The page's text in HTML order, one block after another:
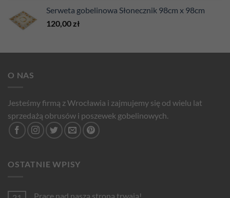
Serweta gobelinowa Słonecznik 98cm x 98cm
120,00 zł
O NAS
Jesteśmy firmą z Wrocławia i zajmujemy się od wielu lat
sprzedażą obrusów i poszewek gobelinowych.
OSTATNIE WPISY
Prace nad naszą stroną trwają!